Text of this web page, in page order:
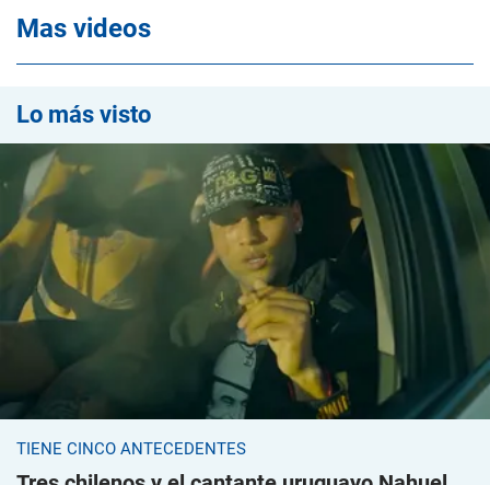
Mas videos
Lo más visto
TIENE CINCO ANTECEDENTES